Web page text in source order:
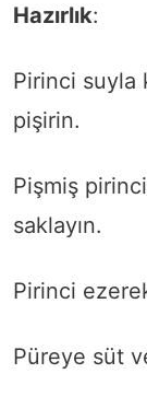
Hazırlık:
Pirinci suyla
pişirin.
Pişmiş
saklayın.
Pirinci
Püreye süt